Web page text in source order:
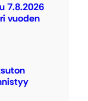
7.8.2026
vuoden